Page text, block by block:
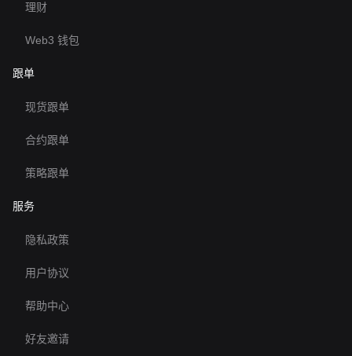
理财
Web3 钱包
跟单
现货跟单
合约跟单
策略跟单
服务
隐私政策
用户协议
帮助中心
好友邀请